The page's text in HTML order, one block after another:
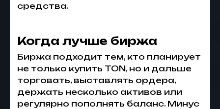
средства.
Когда лучше биржа
Биржа подходит тем, кто планирует
не только купить TON, но и дальше
торговать, выставлять ордера,
держать несколько активов или
регулярно пополнять баланс. Минус